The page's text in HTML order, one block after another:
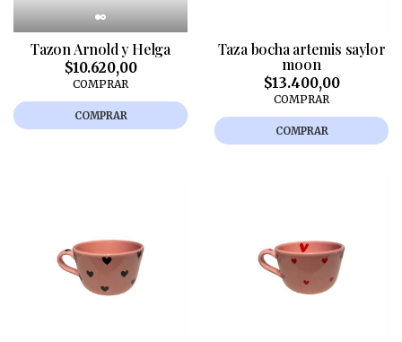
Tazon Arnold y Helga
$10.620,00
COMPRAR
COMPRAR
Taza bocha artemis saylor
moon
$13.400,00
COMPRAR
COMPRAR